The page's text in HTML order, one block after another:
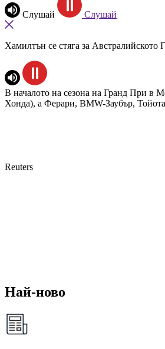
Слушай Слушай
Хамилтън се стяга за Австралийското
В началото на сезона на Гранд При в
Хонда), а Ферари, BMW-Заубър,
Reuters
Най-ново